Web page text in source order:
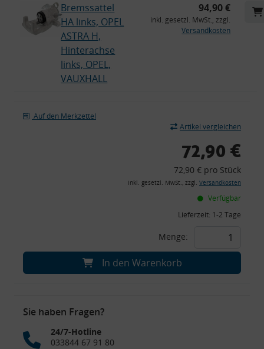
Bremssattel
HA links, OPEL
ASTRA H,
Hinterachse
links, OPEL,
VAUXHALL
94,90 €
inkl. gesetzl. MwSt., zzgl.
Versandkosten
Auf den Merkzettel
Artikel vergleichen
72,90 €
72,90 € pro Stück
inkl. gesetzl. MwSt., zzgl. Versandkosten
Verfügbar
Lieferzeit: 1-2 Tage
Menge:
In den Warenkorb
Sie haben Fragen?
24/7-Hotline
033844 67 91 80